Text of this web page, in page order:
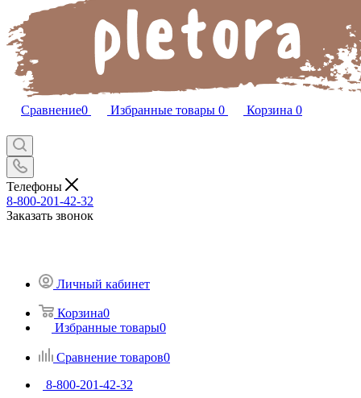
Сравнение0 Избранные товары 0 Корзина 0
Телефоны
8-800-201-42-32
Заказать звонок
Личный кабинет
Корзина0
Избранные товары0
Сравнение товаров0
8-800-201-42-32